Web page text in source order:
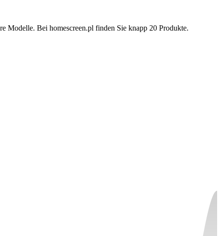
Bei homescreen.pl finden Sie knapp 20 Produkte.